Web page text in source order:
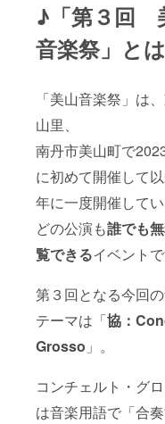
♪「第３回
音楽祭」と
「美山音楽祭」は
山里、
南丹市美山町で
に初めて開催して以
年に一度開催してい
どの公演も誰でも
覧できるイベントで
第３回となる今回
テーマは「協：
Grosso 」。
コンチェルト・グ
は音楽用語で「合